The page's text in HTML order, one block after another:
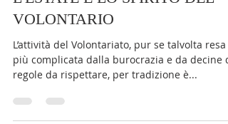
Ufficio Stampa
26 ago 2022
Tempo di lettura: 3 min
L'ESTATE E LO SPIRITO DEL
VOLONTARIO